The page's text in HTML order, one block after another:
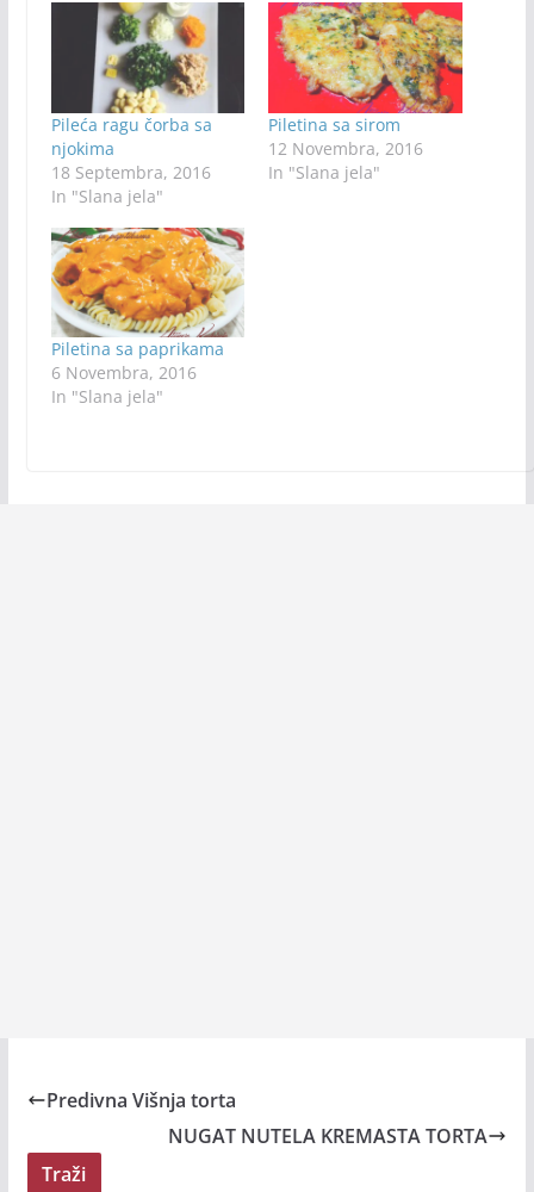
Pileća ragu čorba sa
njokima
18 Septembra, 2016
In "Slana jela"
Piletina sa sirom
12 Novembra, 2016
In "Slana jela"
Piletina sa paprikama
6 Novembra, 2016
In "Slana jela"
Predivna Višnja torta
NUGAT NUTELA KREMASTA TORTA
Traži